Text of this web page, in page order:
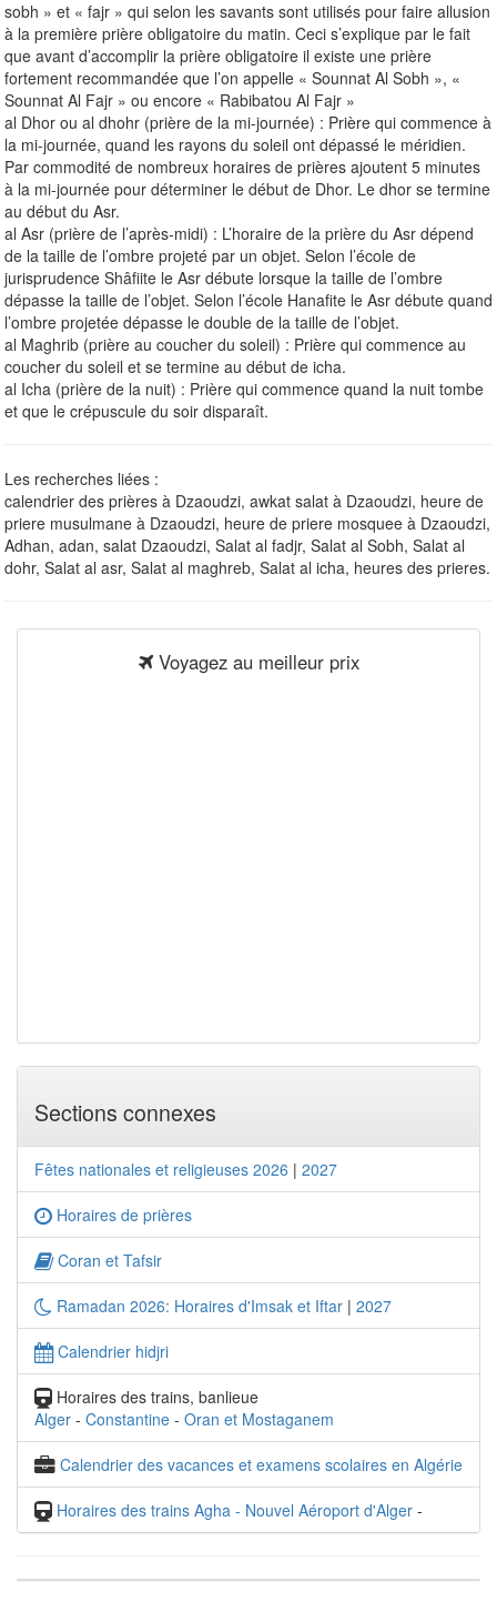
sobh » et « fajr » qui selon les savants sont utilisés pour faire allusion
à la première prière obligatoire du matin. Ceci s’explique par le fait
que avant d’accomplir la prière obligatoire il existe une prière
fortement recommandée que l’on appelle « Sounnat Al Sobh », «
Sounnat Al Fajr » ou encore « Rabibatou Al Fajr »
al Dhor ou al dhohr (prière de la mi-journée) : Prière qui commence à
la mi-journée, quand les rayons du soleil ont dépassé le méridien.
Par commodité de nombreux horaires de prières ajoutent 5 minutes
à la mi-journée pour déterminer le début de Dhor. Le dhor se termine
au début du Asr.
al Asr (prière de l’après-midi) : L’horaire de la prière du Asr dépend
de la taille de l’ombre projeté par un objet. Selon l’école de
jurisprudence Shâfiite le Asr débute lorsque la taille de l’ombre
dépasse la taille de l’objet. Selon l’école Hanafite le Asr débute quand
l’ombre projetée dépasse le double de la taille de l’objet.
al Maghrib (prière au coucher du soleil) : Prière qui commence au
coucher du soleil et se termine au début de icha.
al Icha (prière de la nuit) : Prière qui commence quand la nuit tombe
et que le crépuscule du soir disparaît.
Les recherches liées :
calendrier des prières à Dzaoudzi, awkat salat à Dzaoudzi, heure de
priere musulmane à Dzaoudzi, heure de priere mosquee à Dzaoudzi,
Adhan, adan, salat Dzaoudzi, Salat al fadjr, Salat al Sobh, Salat al
dohr, Salat al asr, Salat al maghreb, Salat al icha, heures des prieres.
Voyagez au meilleur prix
Sections connexes
Fêtes nationales et religieuses 2026 | 2027
Horaires de prières
Coran et Tafsir
Ramadan 2026: Horaires d'Imsak et Iftar | 2027
Calendrier hidjri
Horaires des trains, banlieue
Alger - Constantine - Oran et Mostaganem
Calendrier des vacances et examens scolaires en Algérie
Horaires des trains Agha - Nouvel Aéroport d'Alger -